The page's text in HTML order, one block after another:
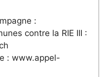
:
contre la RIE III :
: www.appel-